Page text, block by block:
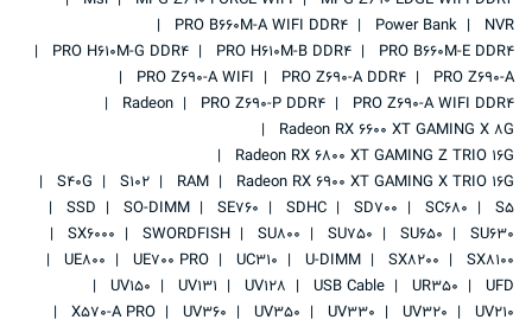
NVR
Power Bank
PRO B660M-A WIFI DDR4
PRO B660M-E DDR4
PRO H610M-B DDR4
PRO H610M-G DDR4
PRO Z690-A
PRO Z690-A DDR4
PRO Z690-A WIFI
PRO Z690-A WIFI DDR4
PRO Z690-P DDR4
Radeon
Radeon RX 6600 XT GAMING X 8G
Radeon RX 6800 XT GAMING Z TRIO 16G
Radeon RX 6900 XT GAMING X TRIO 16G
RAM
S102
S40G
S5
SC680
SD700
SDHC
SE760
SO-DIMM
SSD
SU630
SU650
SU750
SU800
SWORDFISH
SX6000
SX8100
SX8200
U-DIMM
UC310
UE700 PRO
UE800
UFD
UR350
USB Cable
UV128
UV131
UV150
UV210
UV320
UV330
UV350
UV360
X570-A PRO